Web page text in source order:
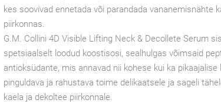
kes soovivad ennetada või parandada vananemisnähte
piirkonnas.
G.M. Collini 4D Visible Lifting Neck & Decollete Serum
spetsiaalselt loodud koostisosi, sealhulgas võimsaid
antioksüdante, mis annavad nii kohese kui ka pikaajalise
pinguldava ja rahustava toime delikaatsele ja sageli
kaela ja dekoltee piirkonnale.